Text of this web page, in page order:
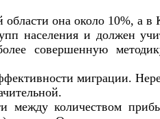
она около 10%, а
населения и должен
совершенную
миграции.
между количеством